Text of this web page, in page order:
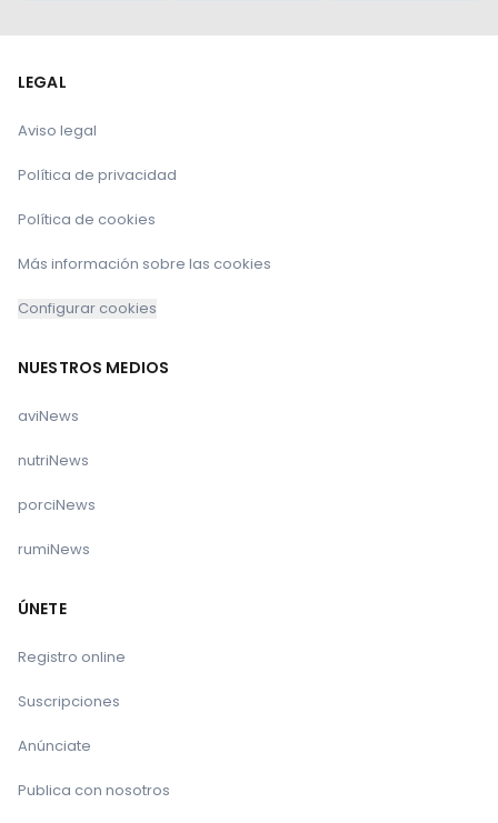
LEGAL
Aviso legal
Política de privacidad
Política de cookies
Más información sobre las cookies
Configurar cookies
NUESTROS MEDIOS
aviNews
nutriNews
porciNews
rumiNews
ÚNETE
Registro online
Suscripciones
Anúnciate
Publica con nosotros